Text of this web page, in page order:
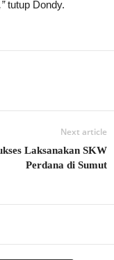
tutup Dondy.
Next article
Laksanakan SKW
Perdana di Sumut